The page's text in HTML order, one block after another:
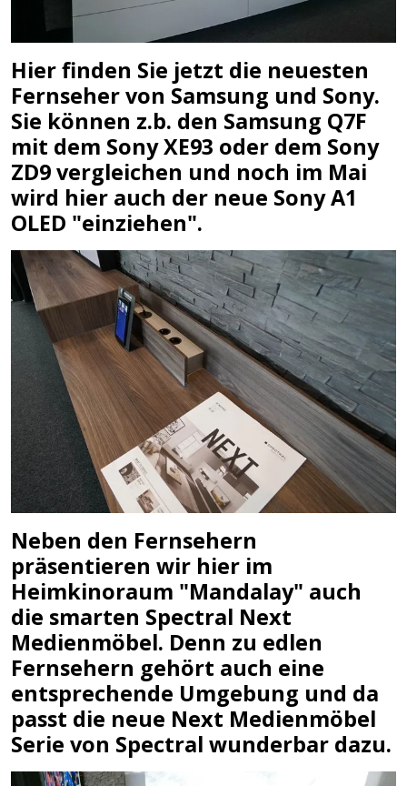
Hier finden Sie jetzt die neuesten
Fernseher von Samsung und Sony.
Sie können z.b. den Samsung Q7F
mit dem Sony XE93 oder dem Sony
ZD9 vergleichen und noch im Mai
wird hier auch der neue Sony A1
OLED "einziehen".
Neben den Fernsehern
präsentieren wir hier im
Heimkinoraum "Mandalay" auch
die smarten Spectral Next
Medienmöbel. Denn zu edlen
Fernsehern gehört auch eine
entsprechende Umgebung und da
passt die neue Next Medienmöbel
Serie von Spectral wunderbar dazu.